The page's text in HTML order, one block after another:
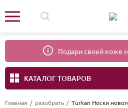
Подари своей коже
КАТАЛОГ ТОВАРОВ
Главная / разобрать / Turkan Носки